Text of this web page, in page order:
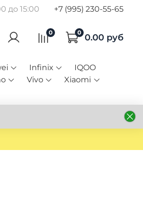
до 15:00 +7 (995) 230-55-65
0 0 0.00 руб
Infinix
IQOO
Vivo
Xiaomi